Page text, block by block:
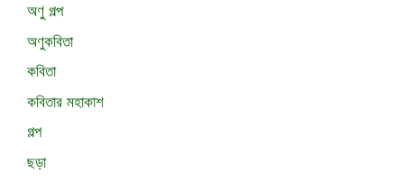
অণু গল্প
অণুকবিতা
কবিতা
কবিতার মহাকাশ
গল্প
ছড়া